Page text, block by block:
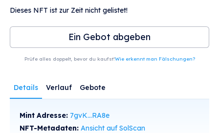
Dieses NFT ist zur Zeit nicht gelistet!
Ein Gebot abgeben
Prüfe alles doppelt, bevor du kaufst!Wie erkennt man Fälschungen?
Details Verlauf Gebote
Mint Adresse: 7gvK...RA8e
NFT-Metadaten: Ansicht auf SolScan